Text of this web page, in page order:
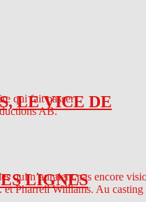
LE VICE DE
LIGNES